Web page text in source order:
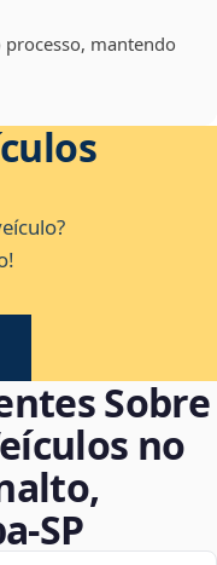
mantendo
Sobre
no